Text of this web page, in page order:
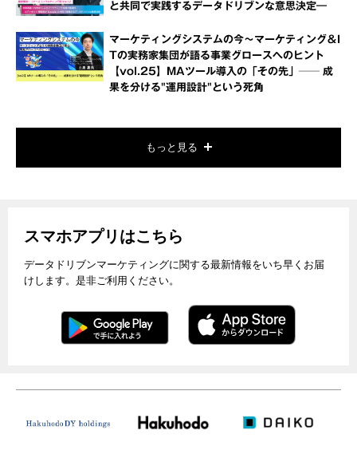
と共同で実践するデータドリブンな意思決定―
マーケティングシステムの今～マーケティング＆I
Tの実務家集団が語る事業グロースへのヒント
【vol.25】MAツール導入の「その先」── 成
果を分ける"運用設計"という死角
もっと見る
スマホアプリはこちら
データドリブンマーケティングに関する最新情報をいち早くお届
けします。是非ご利用ください。